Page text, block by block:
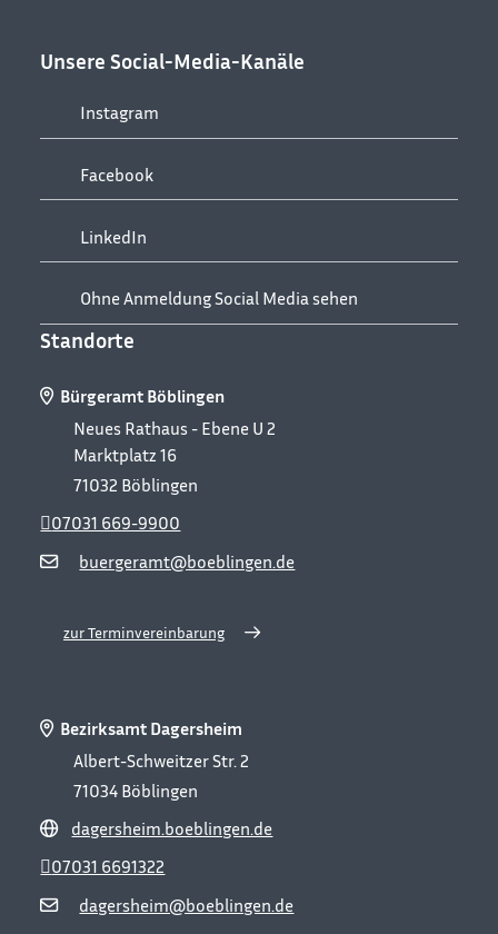
Unsere Social-Media-Kanäle
Instagram
Facebook
LinkedIn
Ohne Anmeldung Social Media sehen
Standorte
Bürgeramt Böblingen
Neues Rathaus - Ebene U 2
Marktplatz 16
71032 Böblingen
buergeramt@boeblingen.de
07031 669-9900
zur Terminvereinbarung
Bezirksamt Dagersheim
Albert-Schweitzer Str. 2
71034 Böblingen
dagersheim.boeblingen.de
dagersheim@boeblingen.de
07031 6691322